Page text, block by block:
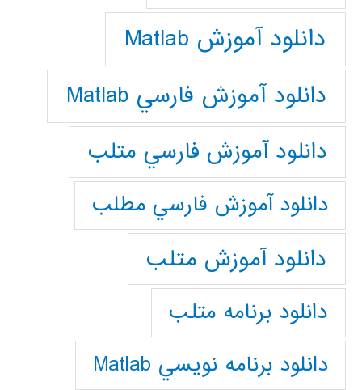
دانلود آموزش Matlab
دانلود آموزش فارسي Matlab
دانلود آموزش فارسي متلب
دانلود آموزش فارسي مطلب
دانلود آموزش متلب
دانلود برنامه متلب
دانلود برنامه نويسي Matlab